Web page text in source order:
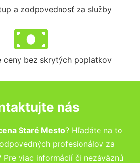
a zodpovednosť za služby
ceny bez skrytých poplatkov
nás
Staré Mesto? Hľadáte na to
profesionálov za
Pre viac informácií či nezáväznú